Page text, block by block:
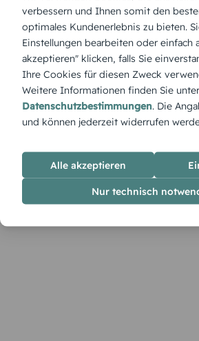
Produktbeschreibung
„Erfüllte Liebe“ ist eine Karte, die Ruhe
ausstrahlt. Das klare Design und die
laden dazu ein, diesen besonderen Tag
anzukündigen.
verbessern und Ihnen somit den
optimales Kundenerlebnis zu bieten.
Einstellungen bearbeiten oder einfach
akzeptieren" klicken, falls Sie
Ihre Cookies für diesen Zweck
Weitere Informationen finden Sie unter
Datenschutzbestimmungen. Die
und können jederzeit widerrufen
Alle akzeptieren
Nur technisch